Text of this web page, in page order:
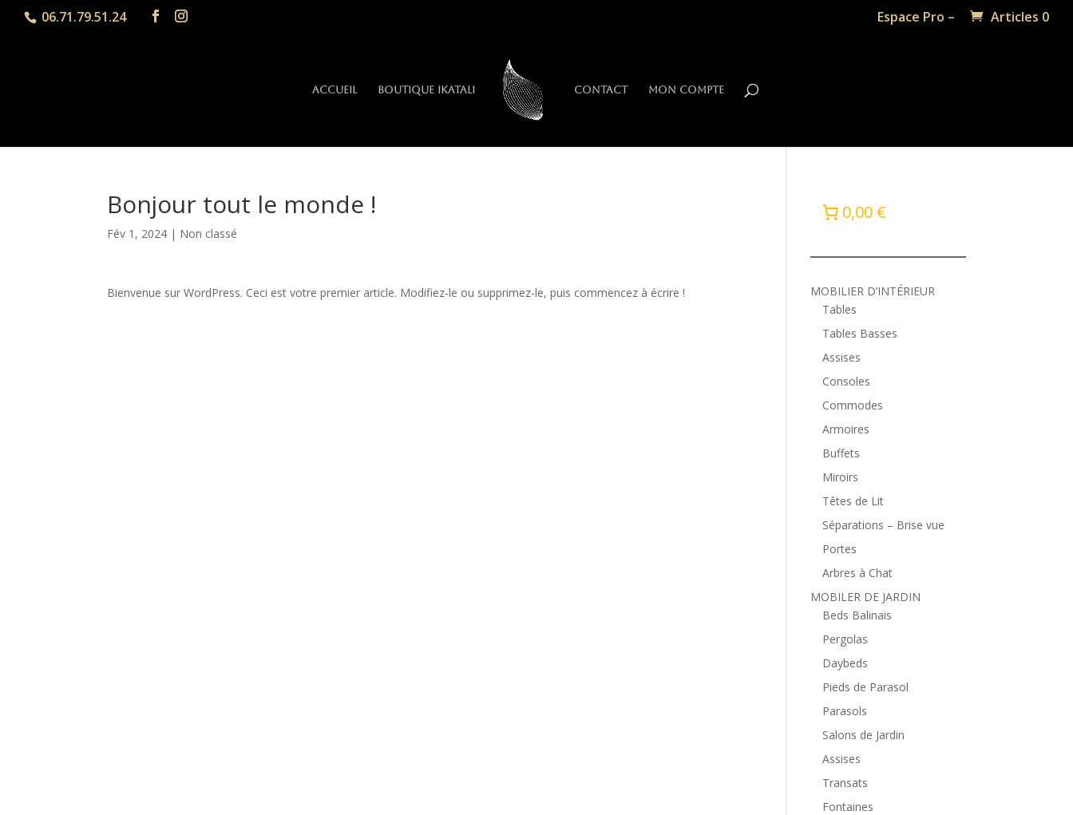
06.71.79.51.24 Espace Pro – Articles 0
Accueil Boutique IkaTali Contact Mon compte
Bonjour tout le monde !
Fév 1, 2024 | Non classé
Bienvenue sur WordPress. Ceci est votre premier article. Modifiez-le ou supprimez-le, puis commencez à écrire !
0,00 €
MOBILIER D’INTÉRIEUR
Tables
Tables Basses
Assises
Consoles
Commodes
Armoires
Buffets
Miroirs
Têtes de Lit
Séparations – Brise vue
Portes
Arbres à Chat
MOBILER DE JARDIN
Beds Balinais
Pergolas
Daybeds
Pieds de Parasol
Parasols
Salons de Jardin
Assises
Transats
Fontaines